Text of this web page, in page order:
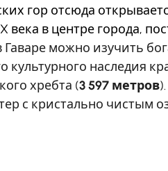
гор отсюда
века в центре города,
Гаваре можно изучить
наследия
хребта (3 597 метров
с кристально